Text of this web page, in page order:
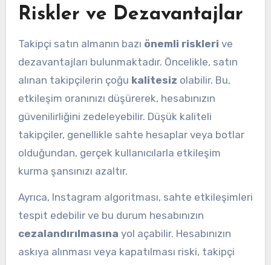
Riskler ve Dezavantajlar
Takipçi satın almanın bazı önemli riskleri ve
dezavantajları bulunmaktadır. Öncelikle, satın
alınan takipçilerin çoğu kalitesiz olabilir. Bu,
etkileşim oranınızı düşürerek, hesabınızın
güvenilirliğini zedeleyebilir. Düşük kaliteli
takipçiler, genellikle sahte hesaplar veya botlar
olduğundan, gerçek kullanıcılarla etkileşim
kurma şansınızı azaltır.
Ayrıca, Instagram algoritması, sahte etkileşimleri
tespit edebilir ve bu durum hesabınızın
cezalandırılmasına yol açabilir. Hesabınızın
askıya alınması veya kapatılması riski, takipçi